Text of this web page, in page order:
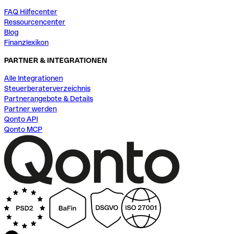
FAQ Hilfecenter
Ressourcencenter
Blog
Finanzlexikon
PARTNER & INTEGRATIONEN
Alle Integrationen
Steuerberaterverzeichnis
Partnerangebote & Details
Partner werden
Qonto API
Qonto MCP